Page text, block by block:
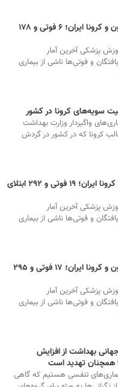
آمار واکسیناسیون و کرونا ایران؛ ۶ فوتی و ۱۷۸
پزشکی آخرین آمار
و فوتی‌ها ناشی از بیماری
سویه‌های کرونا در کشور
واگیردار وزارت بهداشت
کرونا که در کشور در گردش
واکسیناسیون و کرونا ایران؛ ۱۹ فوتی و ۲۹۲ ابتلای
پزشکی آخرین آمار
و فوتی‌ها ناشی از بیماری
آمار واکسیناسیون و کرونا ایران؛ ۱۷ فوتی و ۲۹۵
پزشکی آخرین آمار
و فوتی‌ها ناشی از بیماری
بهداشت از افزایش
همچنان تهدید است
تنفسی هستیم که گاهی